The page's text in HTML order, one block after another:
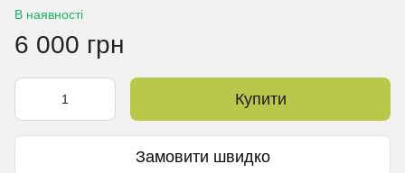
В наявності
6 000 грн
Купити
Замовити швидко